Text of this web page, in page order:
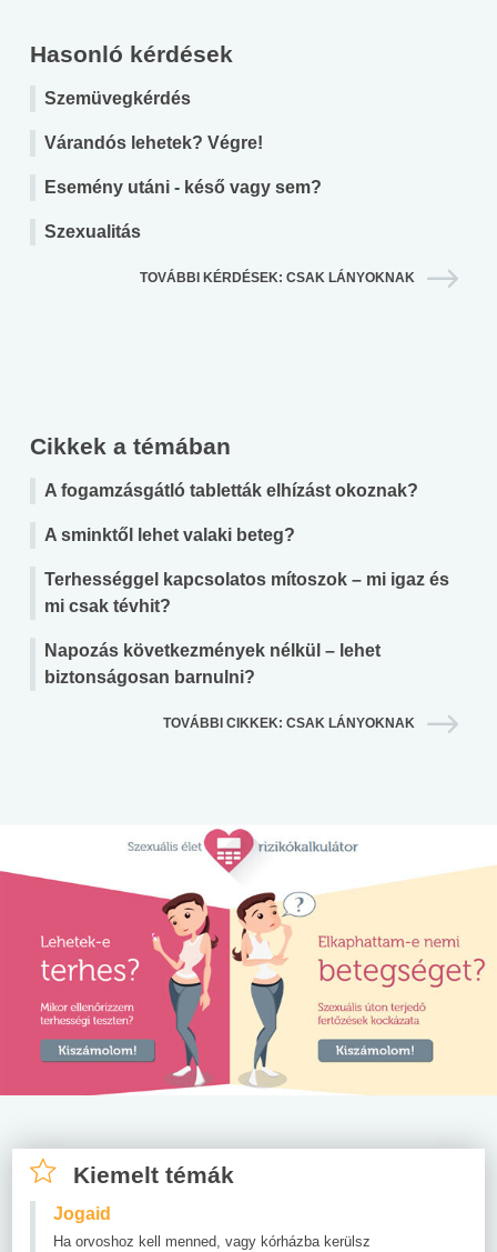
Hasonló kérdések
Szemüvegkérdés
Várandós lehetek? Végre!
Esemény utáni - késő vagy sem?
Szexualitás
TOVÁBBI KÉRDÉSEK: CSAK LÁNYOKNAK
Cikkek a témában
A fogamzásgátló tabletták elhízást okoznak?
A sminktől lehet valaki beteg?
Terhességgel kapcsolatos mítoszok – mi igaz és
mi csak tévhit?
Napozás következmények nélkül – lehet
biztonságosan barnulni?
TOVÁBBI CIKKEK: CSAK LÁNYOKNAK
Kiemelt témák
Jogaid
Ha orvoshoz kell menned, vagy kórházba kerülsz